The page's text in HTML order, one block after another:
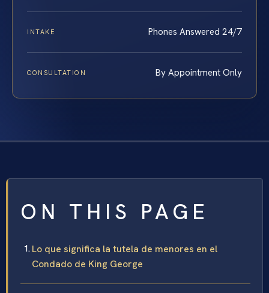
INTAKE Phones Answered 24/7
CONSULTATION By Appointment Only
ON THIS PAGE
Lo que significa la tutela de menores en el
Condado de King George